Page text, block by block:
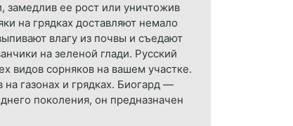
замедлив ее рост или уничтожив
на грядках доставляют немало
влагу из почвы и съедают
на зеленой глади. Русский
видов сорняков на вашем участке.
газонах и грядках. Биогард —
поколения, он предназначен